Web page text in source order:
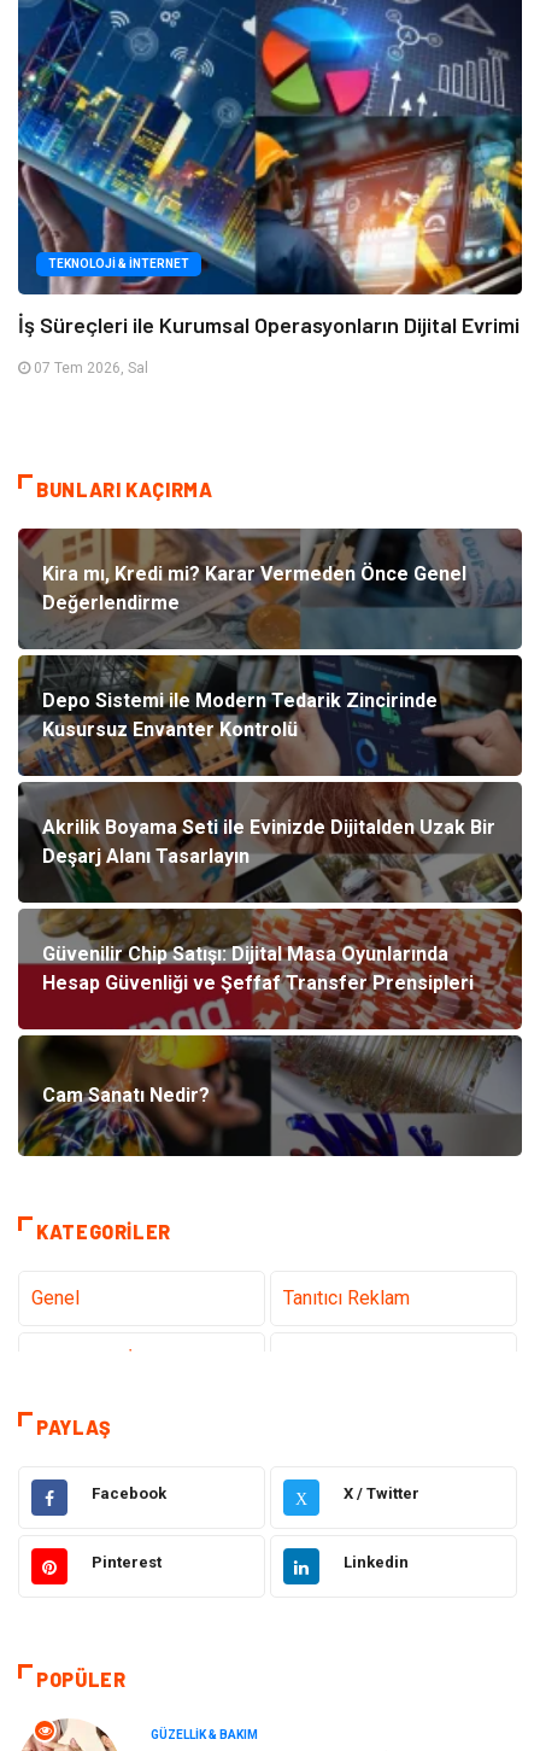
TEKNOLOJI & İNTERNET
İş Süreçleri ile Kurumsal Operasyonların Dijital Evrimi
07 Tem 2026, Sal
BUNLARI KAÇIRMA
Kira mı, Kredi mi? Karar Vermeden Önce Genel
Değerlendirme
Depo Sistemi ile Modern Tedarik Zincirinde
Kusursuz Envanter Kontrolü
Akrilik Boyama Seti ile Evinizde Dijitalden Uzak Bir
Deşarj Alanı Tasarlayın
Güvenilir Chip Satışı: Dijital Masa Oyunlarında
Hesap Güvenliği ve Şeffaf Transfer Prensipleri
Cam Sanatı Nedir?
KATEGORILER
Genel Tanıtıcı Reklam
Teknoloji & İnternet
Eğitim & Kariyer
Gündem Hukuk
Moda Sağlıklı Yaşam
Bilgisayar & Yazılım
Makine
PAYLAŞ
Facebook X X / Twitter
Pinterest Linkedin
POPÜLER
GÜZELLIK & BAKIM